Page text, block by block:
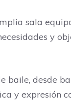
sala
y
baile, desde
y expresión